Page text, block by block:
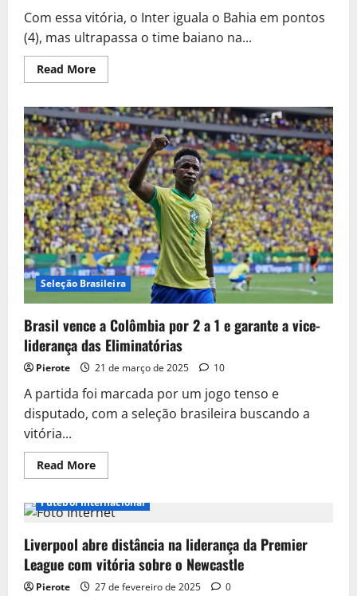
Com essa vitória, o Inter iguala o Bahia em pontos
(4), mas ultrapassa o time baiano na...
Read MoreRead
more
trick
de
Alan
Patrick
garante
vitória
e
liderança
na
Libertadores
Seleção Brasileira
Brasil vence a Colômbia por 2 a 1 e garante a vice-
liderança das Eliminatórias
Pierote 21 de março de 2025 10
A partida foi marcada por um jogo tenso e
disputado, com a seleção brasileira buscando a
vitória...
Read MoreRead
more
vence
a
por
2
a
e
Futebol Internacional
Liverpool abre distância na liderança da Premier
League com vitória sobre o Newcastle
Pierote 27 de fevereiro de 2025 0